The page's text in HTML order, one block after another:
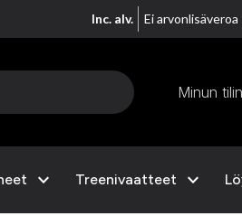
Inc. alv. Ei arvonlisäveroa
Minun
expand_more Treenivaatteet expand_more